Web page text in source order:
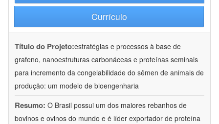
Currículo
Título do Projeto:estratégias e processos à base de
grafeno, nanoestruturas carbonáceas e proteínas seminais
para incremento da congelabilidade do sêmen de animais de
produção: um modelo de bioengenharia
Resumo: O Brasil possui um dos maiores rebanhos de
bovinos e ovinos do mundo e é líder exportador de proteína